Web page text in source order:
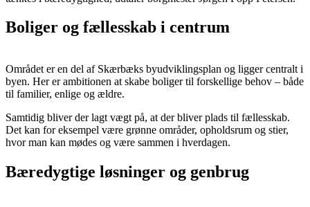
Boliger og fællesskab i centrum
Området er en del af Skærbæks byudviklingsplan og ligger centralt i
byen. Her er ambitionen at skabe boliger til forskellige behov – både
til familier, enlige og ældre.
Samtidig bliver der lagt vægt på, at der bliver plads til fællesskab.
Det kan for eksempel være grønne områder, opholdsrum og stier,
hvor man kan mødes og være sammen i hverdagen.
Bæredygtige løsninger og genbrug